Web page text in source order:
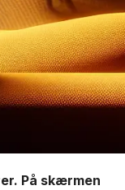
På skærmen